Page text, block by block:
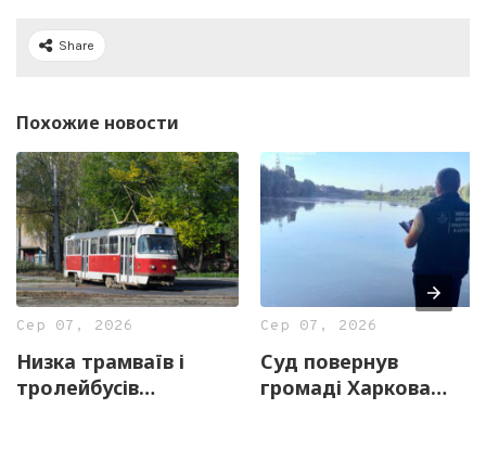
Share
Похожие новости
Сер 07, 2026
Низка трамваїв і
тролейбусів
Сер 07, 2026
Суд повернув
громаді Харкова